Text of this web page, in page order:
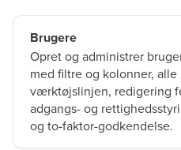
Brugere
Opret og administrer
med filtre og kolonner,
værktøjslinjen, redigering
adgangs- og
og to-faktor-godkendelse.